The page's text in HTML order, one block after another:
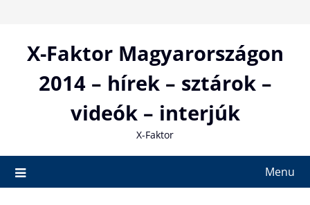
contentX-Faktor Magyarországon
2014 – hírek – sztárok –
videók – interjúk
X-Faktor
Menu